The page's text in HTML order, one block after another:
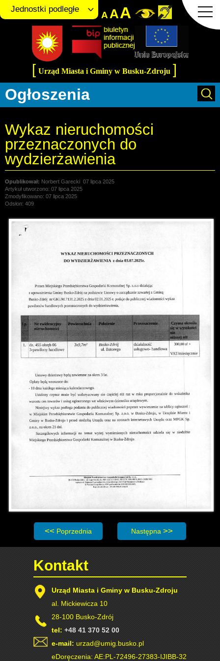
AAA
Jednostki podległe
[ Urząd Miasta i Gminy w Busku-Zdroju ]
Ogłoszenia
Wykaz nieruchomości
przeznaczonych do
wydzierżawienia
Norbert Garecki 07 lipca 2025
Artykuł utworzono: 07 lipca 2025
Zmodyfikowano: 07 lipca 2025
Odsłon: 409
Poprzednia strona: Obwieszczenie Burmistrza Miasta i
Poprzednia Następna strona:
Następna
Kontakt
Urząd Miasta i Gminy w Busku-Zdroju
al. Mickiewicza 10
28-100 Busko-Zdrój
tel: +48 41 370 52 00
e-mail: urzad@umig.busko.pl
eDoręczenia: AE:PL-72496-27383-IJIBB-32